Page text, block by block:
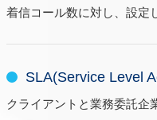
着信コール数に対し、設定
SLA(Service Level
クライアントと業務委託企